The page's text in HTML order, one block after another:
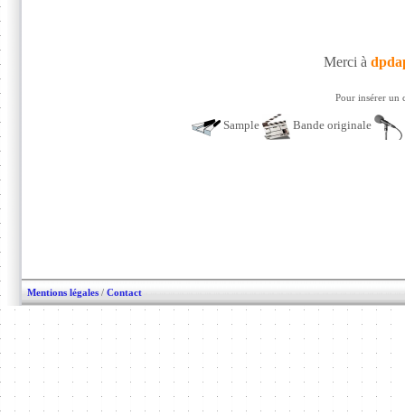
Merci à
Pour insérer un
Sample Bande originale
Mentions légales / Contact